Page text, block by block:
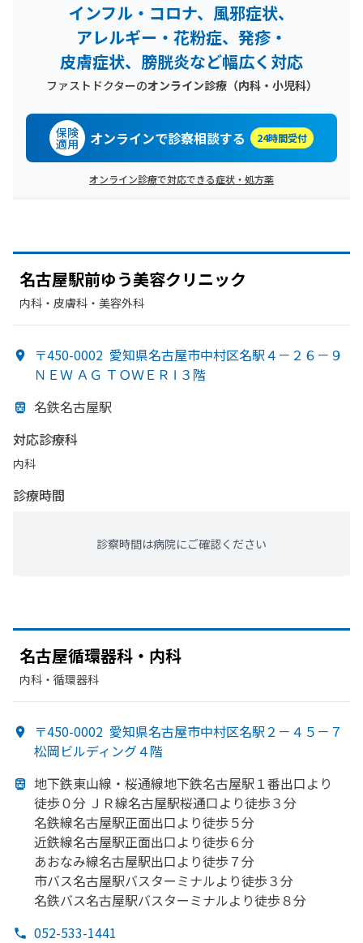
インフル・コロナ、風邪症状、
アレルギー・花粉症、発疹・
皮膚症状、膀胱炎など幅広く対応
ファストドクターのオンライン診療（内科・小児科）
保険
適用 オンラインで診察相談する 24時間受付
オンライン診療で対応できる症状・処方薬
名古屋駅前ゆう美容クリニック
内科・​皮膚科・​美容外科
〒450-0002 愛知県名古屋市中村区名駅４－２６－９
ＮＥＷ ＡＧ ＴＯＷＥＲ Ⅰ ３階
名鉄名古屋駅
対応診療科
内科
診療時間
診察時間は病院にご確認ください
名古屋循環器科・内科
内科・​循環器科
〒450-0002 愛知県名古屋市中村区名駅２－４５－７
松岡ビルディング４階
地下鉄東山線・桜通線地下鉄名古屋駅１番出口より
徒歩０分 ＪＲ線名古屋駅桜通口より徒歩３分
名鉄線名古屋駅正面出口より徒歩５分
近鉄線名古屋駅正面出口より徒歩６分
あおなみ線名古屋駅出口より徒歩７分
市バス名古屋駅バスターミナルより徒歩３分
名鉄バス名古屋駅バスターミナルより徒歩８分
052-533-1441